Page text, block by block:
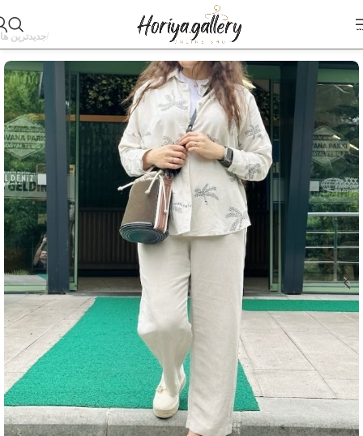
Skip to main content
جدیدترین ها